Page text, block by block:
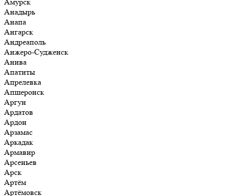
Анадырь
Анапа
Ангарск
Андреаполь
Анжеро-Судженск
Анива
Апатиты
Апрелевка
Апшеронск
Аргун
Ардатов
Ардон
Арзамас
Аркадак
Армавир
Арсеньев
Арск
Артём
Артёмовск